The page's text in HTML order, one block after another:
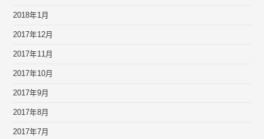
2018年1月
2017年12月
2017年11月
2017年10月
2017年9月
2017年8月
2017年7月